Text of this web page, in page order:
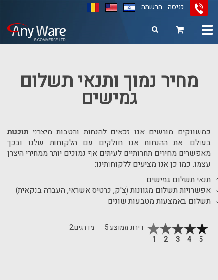
11
12
13
כניסה הרשמה
Toggle
מחיר נמוך ותנאי תשלום
גמישים
כמשווקים מורשים אנו זכאים להנחות והטבות מיצרני תוכנות
בעולם. את ההנחות אנו חולקים עם הלקוחות שלנו ובכך
מאפשרים מחירים תחרותיים לעיתים אף נמוכים יותר ממחירי היצרן
עצמו. כמו כן אנו מציעים ללקוחותינו:
תנאי תשלום גמישים
אפשרויות תשלום מגוונות (צ'ק, כרטיס אשראי, העברה בנקאית)
תשלום באמצעות מטבעות שונים
דירוג ממוצע:5 מדרגים:2
5
4
3
2
1